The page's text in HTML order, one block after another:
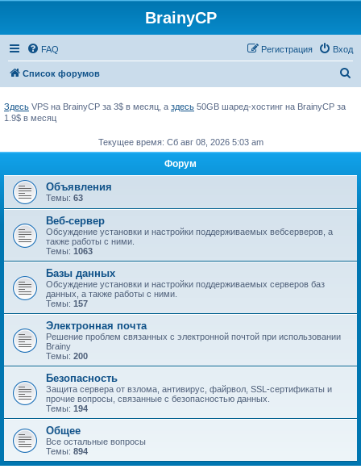
BrainyCP
FAQ Вход
Регистрация
Список форумов
к
Здесь VPS на BrainyCP за 3$ в месяц, а здесь 50GB шаред-хостинг на BrainyCP за
1.9$ в месяц
Текущее время: Сб авг 08, 2026 5:03 am
Форум
Объявления
Темы: 63
Веб-сервер
Обсуждение установки и настройки поддерживаемых вебсерверов, а
также работы с ними.
Темы: 1063
Базы данных
Обсуждение установки и настройки поддерживаемых серверов баз
данных, а также работы с ними.
Темы: 157
Электронная почта
Решение проблем связанных с электронной почтой при использовании
Brainy
Темы: 200
Безопасность
Защита сервера от взлома, антивирус, файрвол, SSL-сертификаты и
прочие вопросы, связанные с безопасностью данных.
Темы: 194
Общее
Все остальные вопросы
Темы: 894